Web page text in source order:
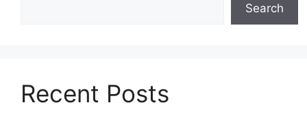
Search
Recent Posts